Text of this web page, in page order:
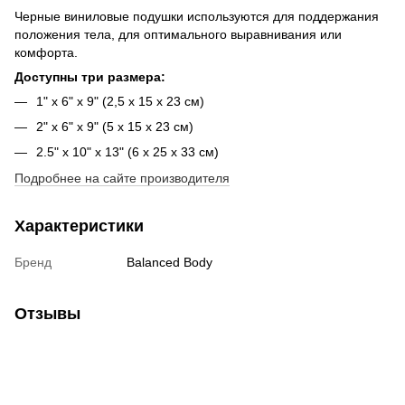
Черные виниловые подушки используются для поддержания
положения тела, для оптимального выравнивания или
комфорта.
Доступны три размера:
1" x 6" x 9" (2,5 x 15 x 23 см)
2" x 6" x 9" (5 x 15 x 23 см)
2.5" x 10" x 13" (6 x 25 x 33 см)
Подробнее на сайте производителя
Характеристики
Бренд Balanced Body
Отзывы